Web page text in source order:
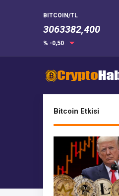
BITCOIN/TL
3063382,400
% -0,50
Bitcoin Etkisi